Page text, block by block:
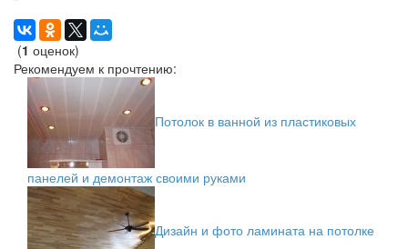
(1 оценок)
Рекомендуем к прочтению:
Потолок в ванной из пластиковых
панелей и демонтаж своими руками
Дизайн и фото ламината на потолке